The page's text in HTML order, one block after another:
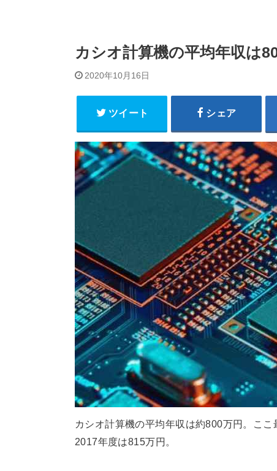
カシオ計算機の平均年収は
2020年10月16日
ツイート シェア
カシオ計算機の平均年収は約800万円。こ
2017年度は815万円。